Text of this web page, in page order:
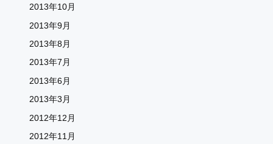
2013年10月
2013年9月
2013年8月
2013年7月
2013年6月
2013年3月
2012年12月
2012年11月